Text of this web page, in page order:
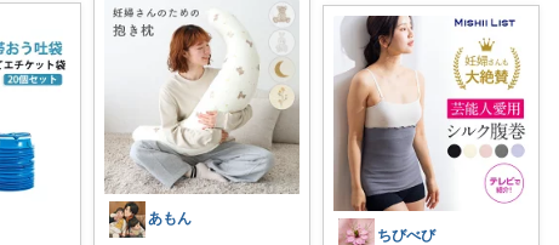
あもん
ちびべび